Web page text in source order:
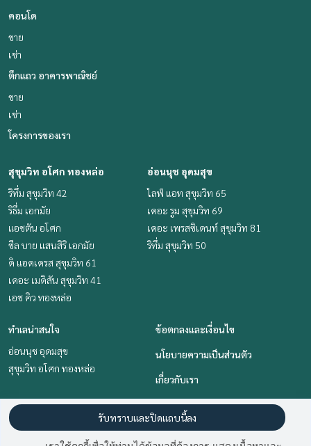
คอนโด
ขาย
เช่า
ตึกแถว อาคารพาณิชย์
ขาย
เช่า
โครงการของเรา
สุขุมวิท อโศก ทองหล่อ
ริทึ่ม สุขุมวิท 42
ริธึ่ม เอกมัย
แอชตัน อโศก
ซีล บาย แสนสิริ เอกมัย
ดิ แอดเดรส สุขุมวิท 61
เดอะ เมดิสัน สุขุมวิท 41
เอช คิว ทองหล่อ
อ่อนนุช อุดมสุข
ไลฟ์ แอท สุขุมวิท 65
เดอะ รูม สุขุมวิท 69
เดอะ เพรสซิเดนท์ สุขุมวิท 81
ริทึ่ม สุขุมวิท 50
ทำเลน่าสนใจ
อ่อนนุช อุดมสุข
สุขุมวิท อโศก ทองหล่อ
ข้อตกลงและเงื่อนไข
นโยบายความเป็นส่วนตัว
เกี่ยวกับเรา
วิธีการฝากขาย-เช่า
ติดต่อ
รับทราบและปิดแถบนี้ลง